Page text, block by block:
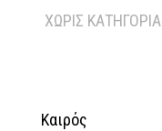
ΧΩΡΊΣ ΚΑΤΗΓΟΡΊΑ
Καιρός